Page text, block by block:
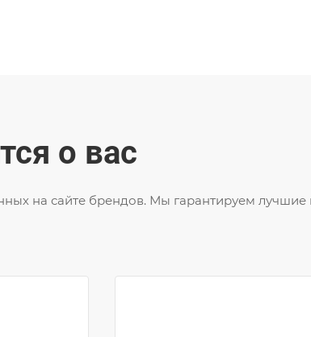
о вас
на сайте брендов. Мы гарантируем лучшие